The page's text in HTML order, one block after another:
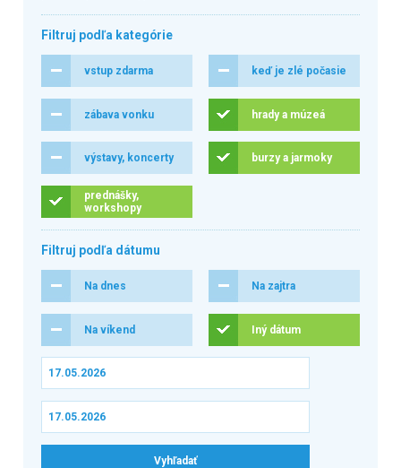
Filtruj podľa kategórie
vstup zdarma keď je zlé počasie
zábava vonku hrady a múzeá
výstavy, koncerty burzy a jarmoky
prednášky,
workshopy
Filtruj podľa dátumu
Na dnes Na zajtra
Na víkend Iný dátum